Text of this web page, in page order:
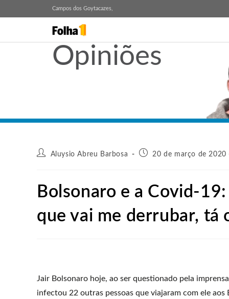
Campos dos Goytacazes,
Opiniões
Aluysio Abreu Barbosa 20 de março de 2020
Bolsonaro e a Covid-
que vai me derrubar, tá
Jair Bolsonaro hoje, ao ser questionado pela
infectou 22 outras pessoas que viajaram com ele aos